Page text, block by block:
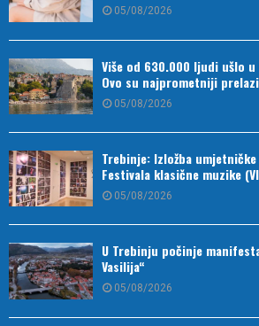
05/08/2026
Više od 630.000 ljudi ušlo
Ovo su najprometniji prelazi
05/08/2026
Trebinje: Izložba
Festivala klasične muzike
05/08/2026
U Trebinju počinje
Vasilija“
05/08/2026